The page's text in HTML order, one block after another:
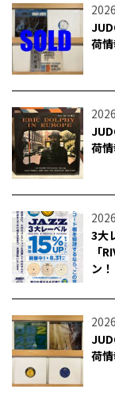
荷
荷
3大
「
ン！
荷